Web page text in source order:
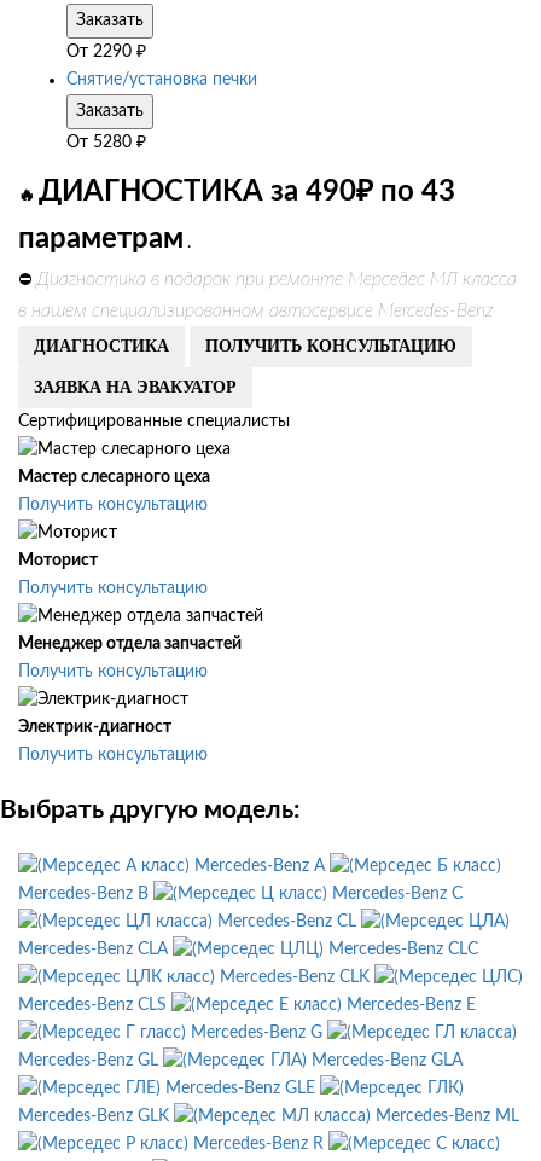
Заказать
От 2290 ₽
Снятие/установка печки
Заказать
От 5280 ₽
🔥 ДИАГНОСТИКА за 490₽ по 43
параметрам .
⛔ Диагностика в подарок при ремонте Мерседес МЛ класса
в нашем специализированном автосервисе Mercedes-Benz
ДИАГНОСТИКА ПОЛУЧИТЬ КОНСУЛЬТАЦИЮ
ЗАЯВКА НА ЭВАКУАТОР
Сертифицированные специалисты
Мастер слесарного цеха
Получить консультацию
Моторист
Получить консультацию
Менеджер отдела запчастей
Получить консультацию
Электрик-диагност
Получить консультацию
Выбрать другую модель:
Mercedes-Benz A
Mercedes-Benz B
Mercedes-Benz C
Mercedes-Benz CL
Mercedes-Benz CLA
Mercedes-Benz CLC
Mercedes-Benz CLK
Mercedes-Benz CLS
Mercedes-Benz E
Mercedes-Benz G
Mercedes-Benz GL
Mercedes-Benz GLA
Mercedes-Benz GLE
Mercedes-Benz GLK
Mercedes-Benz ML
Mercedes-Benz R